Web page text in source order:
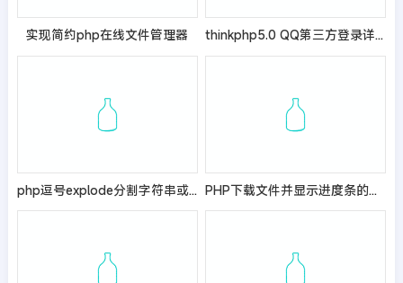
实现简约php在线文件管理器 thinkphp5.0 QQ第三方登录详解
php逗号explode分割字符串或split分割字符串 PHP下载文件并显示进度条的实现方法